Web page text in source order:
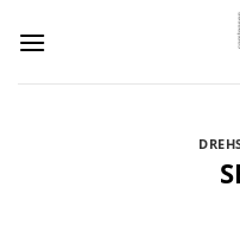
Inhalt